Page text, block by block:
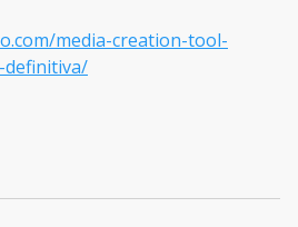
media-creation-tool-
definitiva/